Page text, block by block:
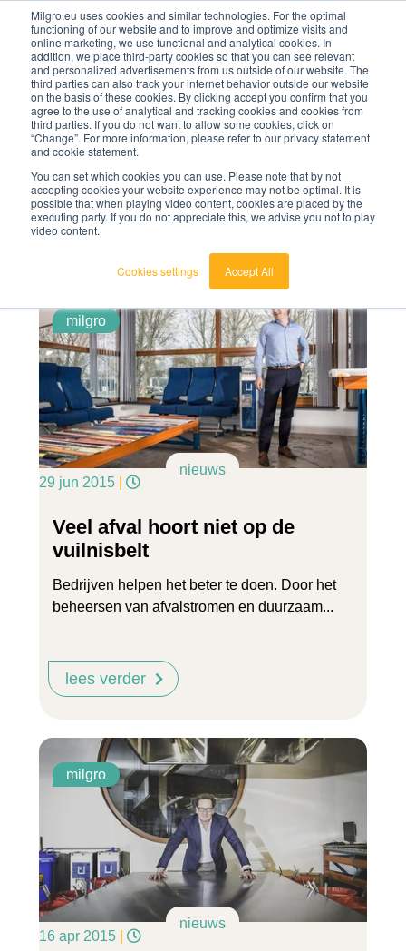
Milgro.eu uses cookies and similar technologies. For the optimal
functioning of our website and to improve and optimize visits and
online marketing, we use functional and analytical cookies. In
addition, we place third-party cookies so that you can see relevant
and personalized advertisements from us outside of our website. The
third parties can also track your internet behavior outside our website
on the basis of these cookies. By clicking accept you confirm that you
agree to the use of analytical and tracking cookies and cookies from
third parties. If you do not want to allow some cookies, click on
“Change”. For more information, please refer to our privacy statement
and cookie statement.
You can set which cookies you can use. Please note that by not
accepting cookies your website experience may not be optimal. It is
possible that when playing video content, cookies are placed by the
executing party. If you do not appreciate this, we advise you not to play
video content.
Cookies settings Accept All
nederlands
english
nl
🔥Grondstoffen worden schaarser en duurder. Weet
jij waar jouw organisatie kwetsbaar is en wat je
eraan kunt doen?
Bekijk de Grondstoffenbarometer
nieuws
milgro
nieuws
29 jun 2015
Veel afval hoort niet op de
vuilnisbelt
Bedrijven helpen het beter te doen. Door het
beheersen van afvalstromen en duurzaam...
lees verder
milgro
nieuws
16 apr 2015